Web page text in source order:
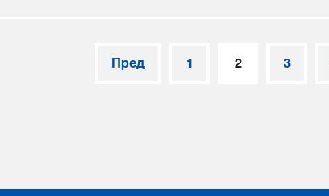
Пред 1 2 3